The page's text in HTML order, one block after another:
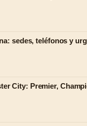
sedes, teléfonos y
City: Premier,